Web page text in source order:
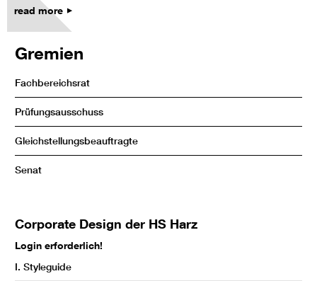
read more
Gremien
Fachbereichsrat
Prüfungsausschuss
Gleichstellungsbeauftragte
Senat
Corporate Design der HS Harz
Login erforderlich!
I. Styleguide